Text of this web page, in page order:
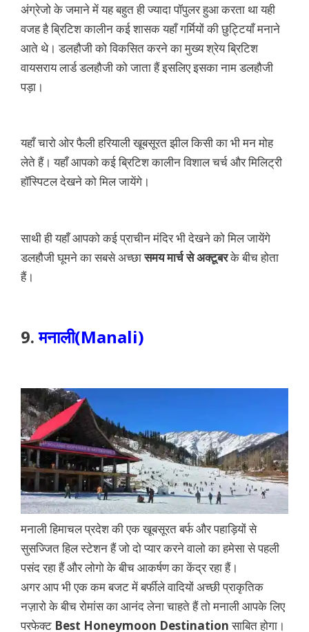
अंग्रेजो के जमाने में यह बहुत ही ज्यादा पॉपुलर हुआ करता था यही
वजह है ब्रिटिश कालीन कई शासक यहाँ गर्मियों की छुट्टियाँ मनाने
आते थे। डलहौजी को विकसित करने का मुख्य श्रेय ब्रिटिश
वायसराय लार्ड डलहौजी को जाता हैं इसलिए इसका नाम डलहौजी
पड़ा।
यहाँ चारो ओर फैली हरियाली खूबसूरत झील किसी का भी मन मोह
लेते हैं। यहाँ आपको कई ब्रिटिश कालीन विशाल चर्च और मिलिट्री
हॉस्पिटल देखने को मिल जायेंगे।
साथी ही यहाँ आपको कई प्राचीन मंदिर भी देखने को मिल जायेंगे
डलहौजी घूमने का सबसे अच्छासमय मार्च से अक्टूबरकेबीच होता
हैं।
9.मनाली(Manali)
मनाली हिमाचल प्रदेश की एक खूबसूरत बर्फ और पहाड़ियों से
सुसज्जित हिल स्टेशन हैं जो दो प्यार करने वालो का हमेसा से पहली
पसंद रहा हैं और लोगो के बीच आकर्षण का केंद्र रहा हैं।
अगर आप भी एक कम बजट में बर्फीले वादियों अच्छी प्राकृतिक
नज़ारो के बीच रोमांस का आनंद लेना चाहते हैं तो मनाली आपके लिए
परफेक्ट Best Honeymoon Destinationसाबित होगा।